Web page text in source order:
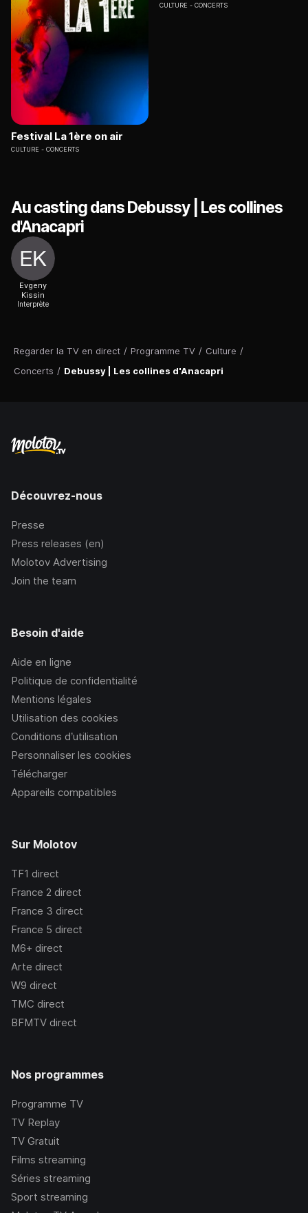
Regarder la TV en direct / Programme TV / Culture /
Concerts / Debussy | Les collines d'Anacapri
Festival La 1ère on air
CULTURE CONCERTS
CULTURE CONCERTS
Au casting dans Debussy | Les collines
d'Anacapri
Evgeny
Kissin
Interprète
Découvrez-nous
Presse
Press releases (en)
Molotov Advertising
Join the team
Besoin d'aide
Aide en ligne
Politique de confidentialité
Mentions légales
Utilisation des cookies
Conditions d’utilisation
Personnaliser les cookies
Télécharger
Appareils compatibles
Sur Molotov
TF1 direct
France 2 direct
France 3 direct
France 5 direct
M6+ direct
Arte direct
W9 direct
TMC direct
BFMTV direct
Nos programmes
Programme TV
TV Replay
TV Gratuit
Films streaming
Séries streaming
Sport streaming